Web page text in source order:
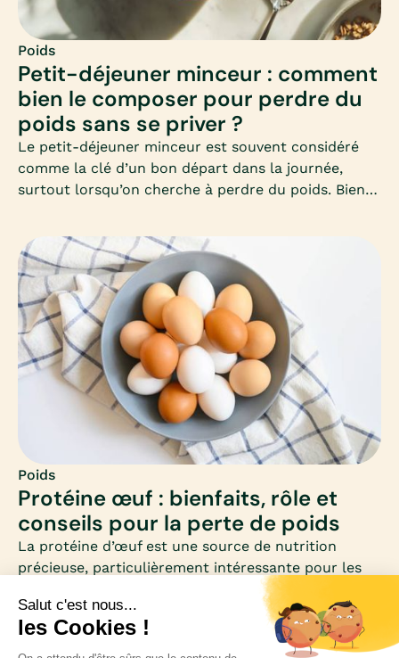
Poids
Petit-déjeuner minceur : comment
bien le composer pour perdre du
poids sans se priver ?
Le petit-déjeuner minceur est souvent considéré
comme la clé d’un bon départ dans la journée,
surtout lorsqu’on cherche à perdre du poids. Bien
stabiliser la glycémie et de favoriser un
métabolisme actif toute la matinée. Mais encore
faut-il savoir quels aliments privilégier et comment
équilibrer ce premier repas.
Poids
Protéine œuf : bienfaits, rôle et
conseils pour la perte de poids
La protéine d’œuf est une source de nutrition
précieuse, particulièrement intéressante pour les
femmes qui souhaitent perdre du poids. Riche en
acides aminés essentiels et faible en calories, elle
se distingue comme un allié minceur et santé.